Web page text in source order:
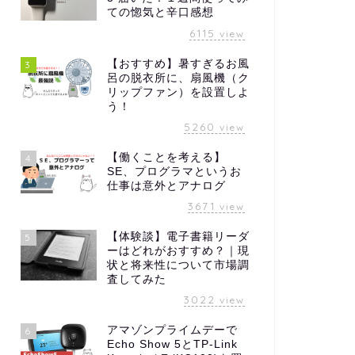
ての惚気と辛口感想
6115 view
3
【おすすめ】暑すぎるお風
呂の脱衣所に、扇風機（ク
リップファン）を設置しよ
う！
5260 view
4
【働くことを考える】
SE、プログラマというお
仕事は意外とアナログ
3671 view
5
【体験談】電子書籍リーダ
ーはどれがおすすめ？｜現
状と将来性について市場調
査してみた
3022 view
6
アマゾンプライムデーで
Echo Show 5とTP-Link